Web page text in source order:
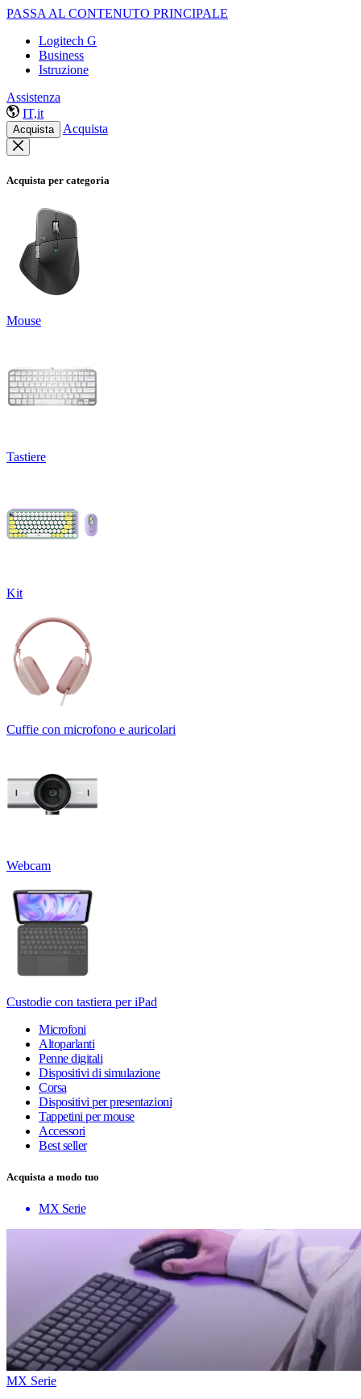
PASSA AL CONTENUTO PRINCIPALE
Logitech G
Business
Istruzione
Assistenza
IT,it
Acquista Acquista
Acquista per categoria
Mouse
Tastiere
Kit
Cuffie con microfono e auricolari
Webcam
Custodie con tastiera per iPad
Microfoni
Altoparlanti
Penne digitali
Dispositivi di simulazione
Corsa
Dispositivi per presentazioni
Tappetini per mouse
Accessori
Best seller
Acquista a modo tuo
MX Serie
MX Serie